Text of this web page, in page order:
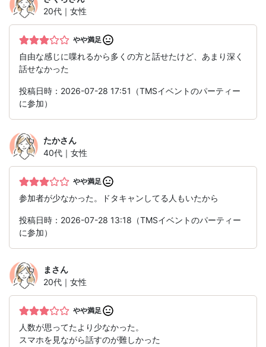
20代｜女性
やや満足
自由な感じに喋れるから多くの方と話せたけど、あまり深く
話せなかった
投稿日時：2026-07-28 17:51（TMSイベントのパーティー
に参加）
たかさん
40代｜女性
やや満足
参加者が少なかった。ドタキャンしてる人もいたから
投稿日時：2026-07-28 13:18（TMSイベントのパーティー
に参加）
ま さん
20代｜女性
やや満足
人数が思ってたより少なかった。
スマホを見ながら話すのが難しかった